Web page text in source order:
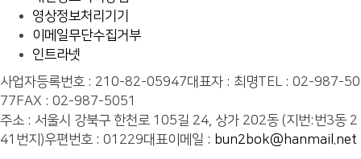
영상정보처리기기
이메일무단수집거부
인트라넷
사업자등록번호 : 210-82-05947대표자 : 최명TEL : 02-987-50
77 FAX : 02-987-5051
주소 : 서울시 강북구 한천로 105길 24, 상가 202동 (지번:번3동 2
41번지)우편번호 : 01229대표이메일 : bun2bok@hanmail.net